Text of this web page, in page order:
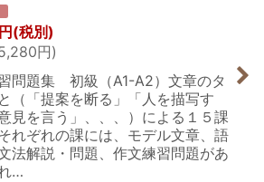
円 (税別)
円)
問題集 初級（A1-A2）文章のタ
（「提案を断る」「人を描写す
見を言う」、、、）による１５課
れぞれの課には、モデル文章、語
法解説・問題、作文練習問題があ
…